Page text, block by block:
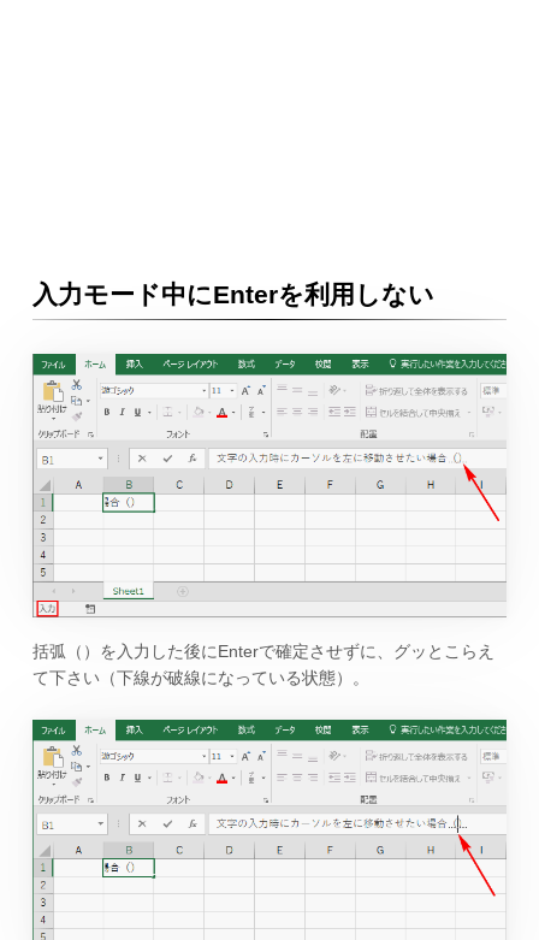
入力モード中にEnterを利用しない
括弧（）を入力した後にEnterで確定させずに、グッとこらえ
て下さい（下線が破線になっている状態）。